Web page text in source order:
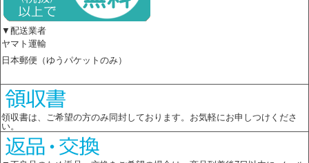
▼配送業者
ヤマト運輸
日本郵便（ゆうパケットのみ）
領収書は、ご希望の方のみ同封しております。お気軽にお申しつけくださ
い。